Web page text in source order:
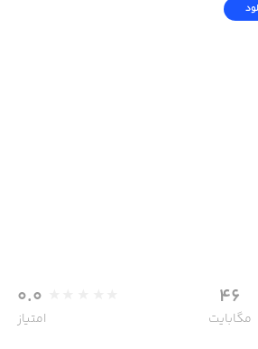
46
مگابایت
0.0
امتیاز